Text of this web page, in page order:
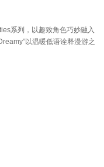
系列，以趣致角色巧妙融入
以温暖低语诠释漫游之